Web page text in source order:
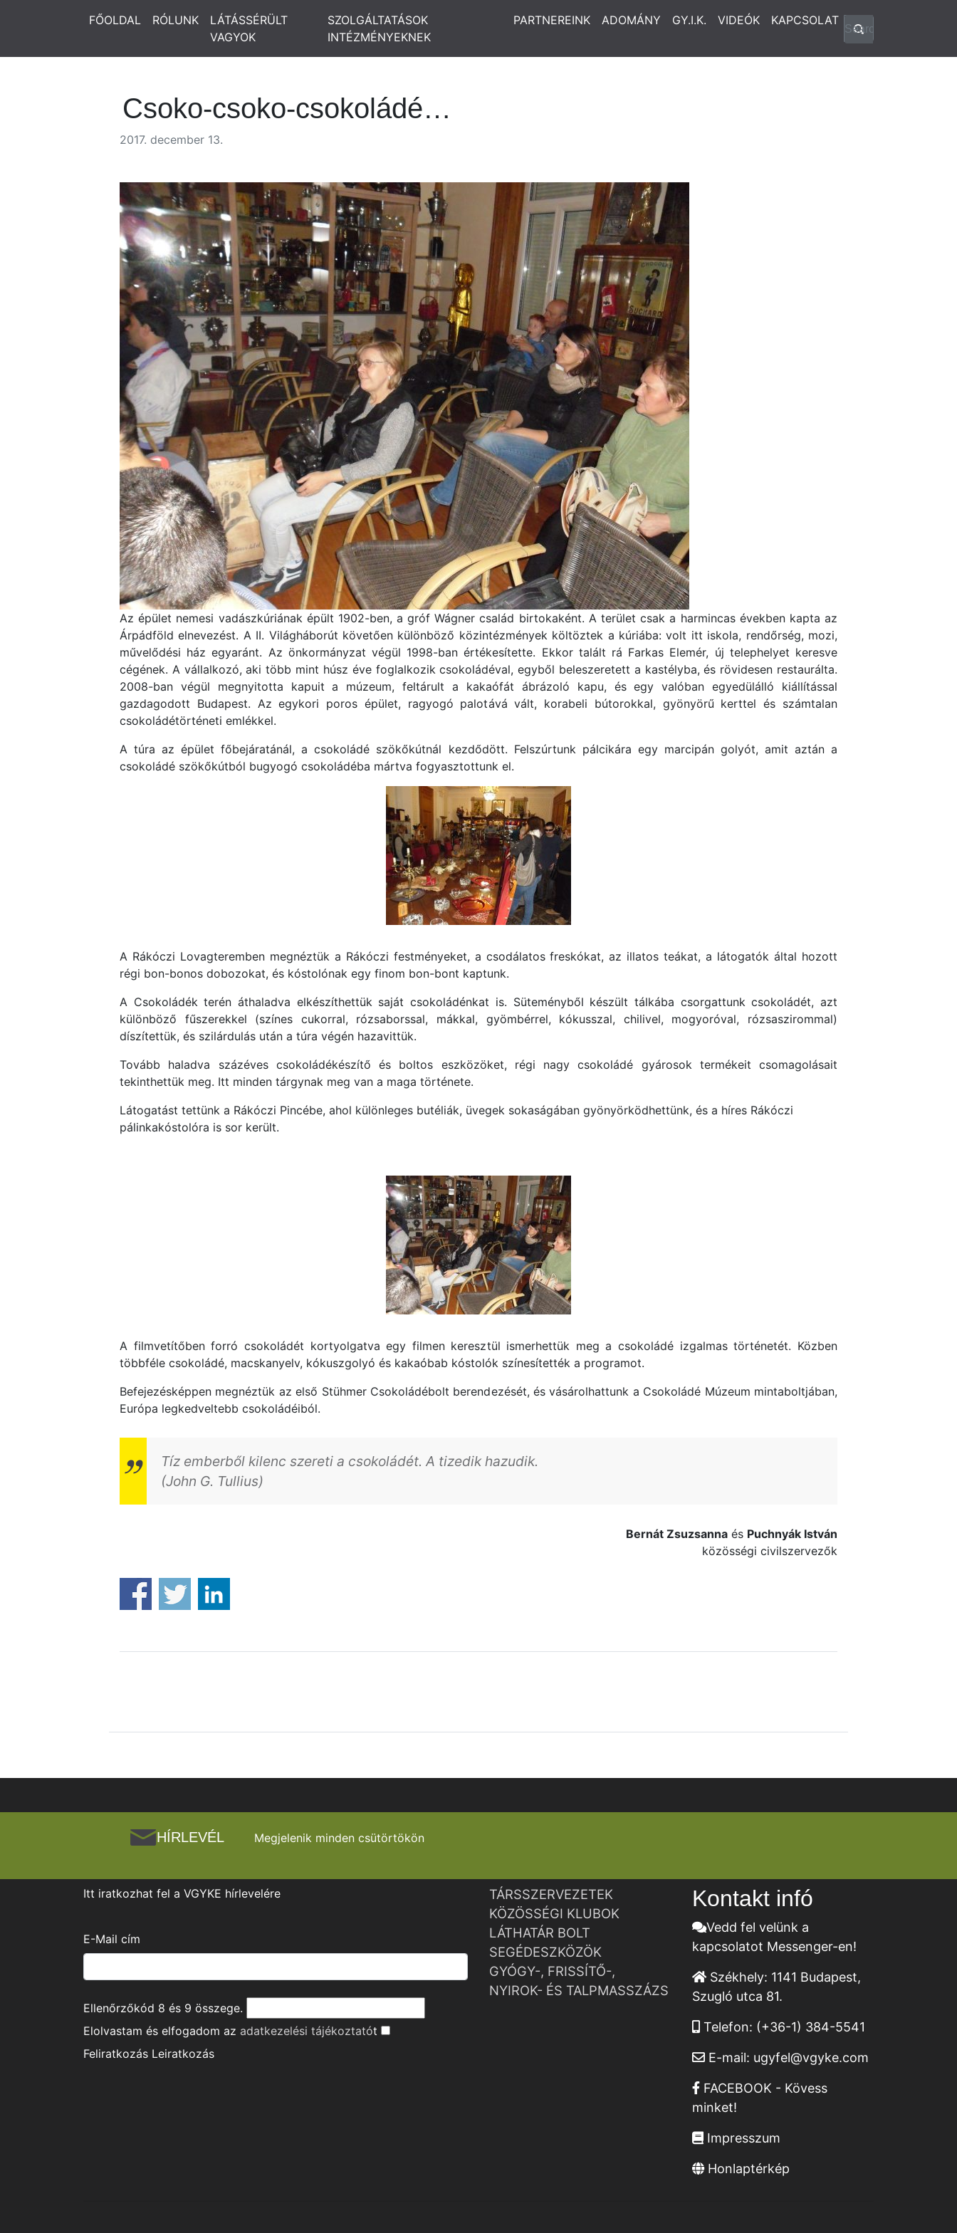
FŐOLDAL RÓLUNK
LÁTÁSSÉRÜLT
VAGYOK
SZOLGÁLTATÁSOK
INTÉZMÉNYEKNEK
PARTNEREINK ADOMÁNY GY.I.K. VIDEÓK KAPCSOLAT
Csoko-csoko-csokoládé…
2017. december 13.
Az épület nemesi vadászkúriának épült 1902-ben, a gróf Wágner család birtokaként. A terület csak a harmincas években kapta az
Árpádföld elnevezést. A II. Világháborút követően különböző közintézmények költöztek a kúriába: volt itt iskola, rendőrség, mozi,
művelődési ház egyaránt. Az önkormányzat végül 1998-ban értékesítette. Ekkor talált rá Farkas Elemér, új telephelyet keresve
cégének. A vállalkozó, aki több mint húsz éve foglalkozik csokoládéval, egyből beleszeretett a kastélyba, és rövidesen restaurálta.
2008-ban végül megnyitotta kapuit a múzeum, feltárult a kakaófát ábrázoló kapu, és egy valóban egyedülálló kiállítással
gazdagodott Budapest. Az egykori poros épület, ragyogó palotává vált, korabeli bútorokkal, gyönyörű kerttel és számtalan
csokoládétörténeti emlékkel.
A túra az épület főbejáratánál, a csokoládé szökőkútnál kezdődött. Felszúrtunk pálcikára egy marcipán golyót, amit aztán a
csokoládé szökőkútból bugyogó csokoládéba mártva fogyasztottunk el.
A Rákóczi Lovagteremben megnéztük a Rákóczi festményeket, a csodálatos freskókat, az illatos teákat, a látogatók által hozott
régi bon-bonos dobozokat, és kóstolónak egy finom bon-bont kaptunk.
A Csokoládék terén áthaladva elkészíthettük saját csokoládénkat is. Süteményből készült tálkába csorgattunk csokoládét, azt
különböző fűszerekkel (színes cukorral, rózsaborssal, mákkal, gyömbérrel, kókusszal, chilivel, mogyoróval, rózsaszirommal)
díszítettük, és szilárdulás után a túra végén hazavittük.
Tovább haladva százéves csokoládékészítő és boltos eszközöket, régi nagy csokoládé gyárosok termékeit csomagolásait
tekinthettük meg. Itt minden tárgynak meg van a maga története.
Látogatást tettünk a Rákóczi Pincébe, ahol különleges butéliák, üvegek sokaságában gyönyörködhettünk, és a híres Rákóczi
pálinkakóstolóra is sor került.
A filmvetítőben forró csokoládét kortyolgatva egy filmen keresztül ismerhettük meg a csokoládé izgalmas történetét. Közben
többféle csokoládé, macskanyelv, kókuszgolyó és kakaóbab kóstolók színesítették a programot.
Befejezésképpen megnéztük az első Stühmer Csokoládébolt berendezését, és vásárolhattunk a Csokoládé Múzeum mintaboltjában,
Európa legkedveltebb csokoládéiból.
Tíz emberből kilenc szereti a csokoládét. A tizedik hazudik.
(John G. Tullius)
Bernát Zsuzsanna és Puchnyák István
közösségi civilszervezők
HÍRLEVÉL Megjelenik minden csütörtökön
Itt iratkozhat fel a VGYKE hírlevelére
E-Mail cím
Ellenőrzőkód 8 és 9 összege.
Elolvastam és elfogadom az adatkezelési tájékoztatót
Feliratkozás Leiratkozás
TÁRSSZERVEZETEK
KÖZÖSSÉGI KLUBOK
LÁTHATÁR BOLT
SEGÉDESZKÖZÖK
GYÓGY-, FRISSÍTŐ-,
NYIROK- ÉS TALPMASSZÁZS
Kontakt infó
Vedd fel velünk a
kapcsolatot Messenger-en!
Székhely: 1141 Budapest,
Szugló utca 81.
Telefon: (+36-1) 384-5541
E-mail: ugyfel@vgyke.com
FACEBOOK - Kövess
minket!
Impresszum
Honlaptérkép